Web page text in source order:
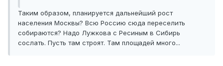
Таким образом, планируется дальнейший рост
населения Москвы? Всю Россию сюда переселить
собираются? Надо Лужкова с Ресиным в Сибирь
сослать. Пусть там строят. Там площадей много...